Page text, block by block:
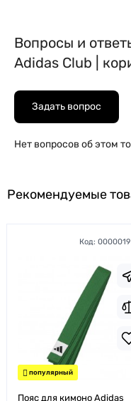
Вопросы и
Adidas Club |
Задать вопрос
Нет вопросов об этом
Рекомендуемые
Код:
популярный
Пояс для кимоно Adidas